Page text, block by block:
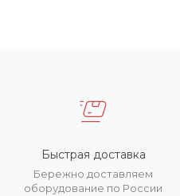
Быстрая доставка
Бережно доставляем
оборудование по России